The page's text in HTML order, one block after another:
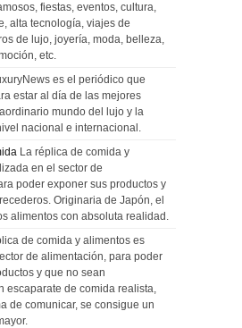
fiestas, eventos, cultura,
alta tecnología, viajes de
de lujo, joyería, moda, belleza,
etc.
es el periódico que
estar al día de las mejores
mundo del lujo y la
nacional e internacional.
La réplica de comida y
en el sector de
poder exponer sus productos y
Originaria de Japón, el
alimentos con absoluta realidad.
de comida y alimentos es
de alimentación, para poder
y que no sean
escaparate de comida realista,
de comunicar, se consigue un